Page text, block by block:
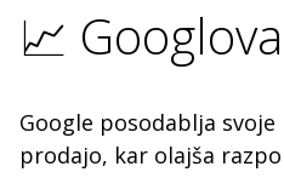
📈
Google posodablja
prodajo, kar olajša